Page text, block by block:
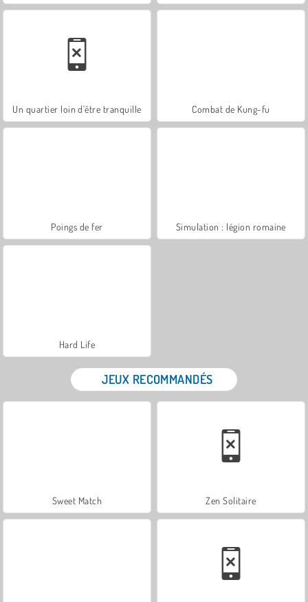
Un quartier loin d'être tranquille Combat de Kung-fu
Poings de fer Simulation : légion romaine
Hard Life
JEUX RECOMMANDÉS
Sweet Match Zen Solitaire